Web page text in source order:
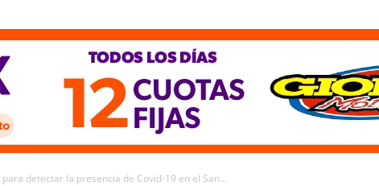
detectar la presencia de Covid-19 en el San...